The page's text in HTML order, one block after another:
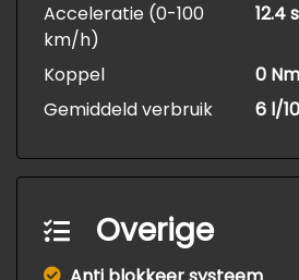
Acceleratie (0-100
km/h)
12.4
Koppel
0 Nm
Gemiddeld verbruik
6 l/
Overige